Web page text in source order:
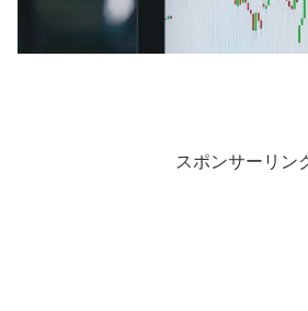
スポンサーリン